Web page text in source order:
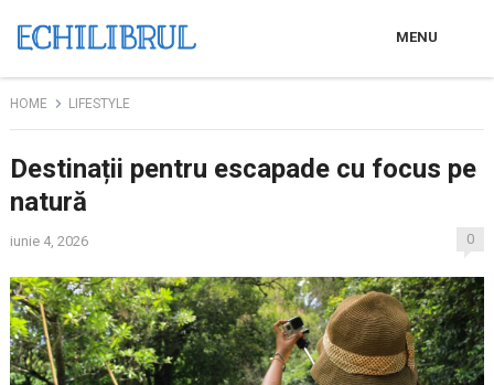
MENU
HOME LIFESTYLE
Destinații pentru escapade cu focus pe
natură
iunie 4, 2026 0